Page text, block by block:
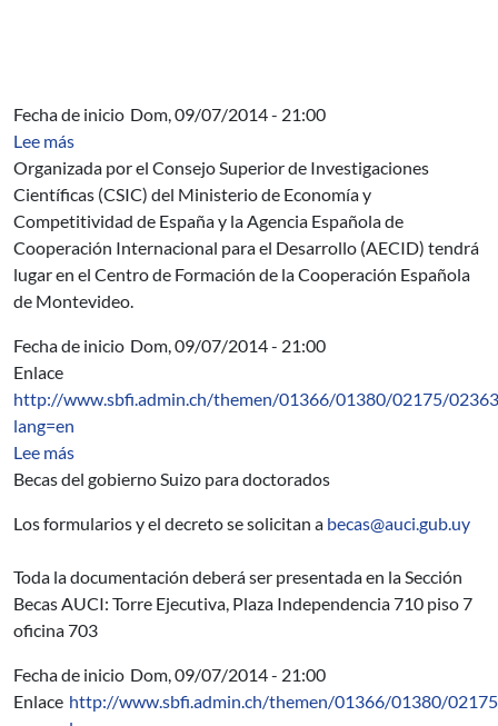
Fecha de inicio Dom, 09/07/2014 - 21:00
Lee más
Organizada por el Consejo Superior de Investigaciones
Científicas (CSIC) del Ministerio de Economía y
Competitividad de España y la Agencia Española de
Cooperación Internacional para el Desarrollo (AECID) tendrá
lugar en el Centro de Formación de la Cooperación Española
de Montevideo.
Fecha de inicio Dom, 09/07/2014 - 21:00
Enlace
http://www.sbfi.admin.ch/themen/01366/01380/02175/
lang=en
Lee más
Becas del gobierno Suizo para doctorados
Los formularios y el decreto se solicitan a becas@auci.gub.uy
Toda la documentación deberá ser presentada en la Sección
Becas AUCI: Torre Ejecutiva, Plaza Independencia 710 piso 7
oficina 703
Fecha de inicio Dom, 09/07/2014 - 21:00
Enlace http://www.sbfi.admin.ch/themen/01366/01380/